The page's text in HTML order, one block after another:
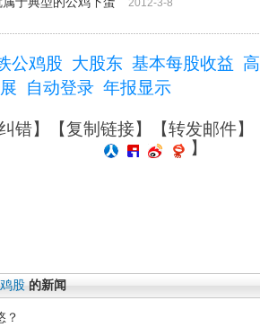
2012-3-8
公鸡股 大股东 基本每股收益
自动登录 年报显示
错】【复制链接】【转发邮件】
】
股 的新闻
？